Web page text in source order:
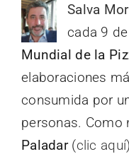
Salva
cada 9
Mundial de la
elaboraciones
consumida por
personas. Como
Paladar(clic aquí